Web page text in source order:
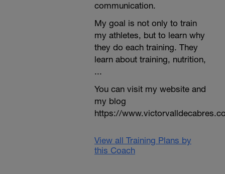
communication.
My goal is not only to train
my athletes, but to learn why
they do each training. They
learn about training, nutrition,
...
You can visit my website and
my blog
https://
View all Training Plans by
this Coach